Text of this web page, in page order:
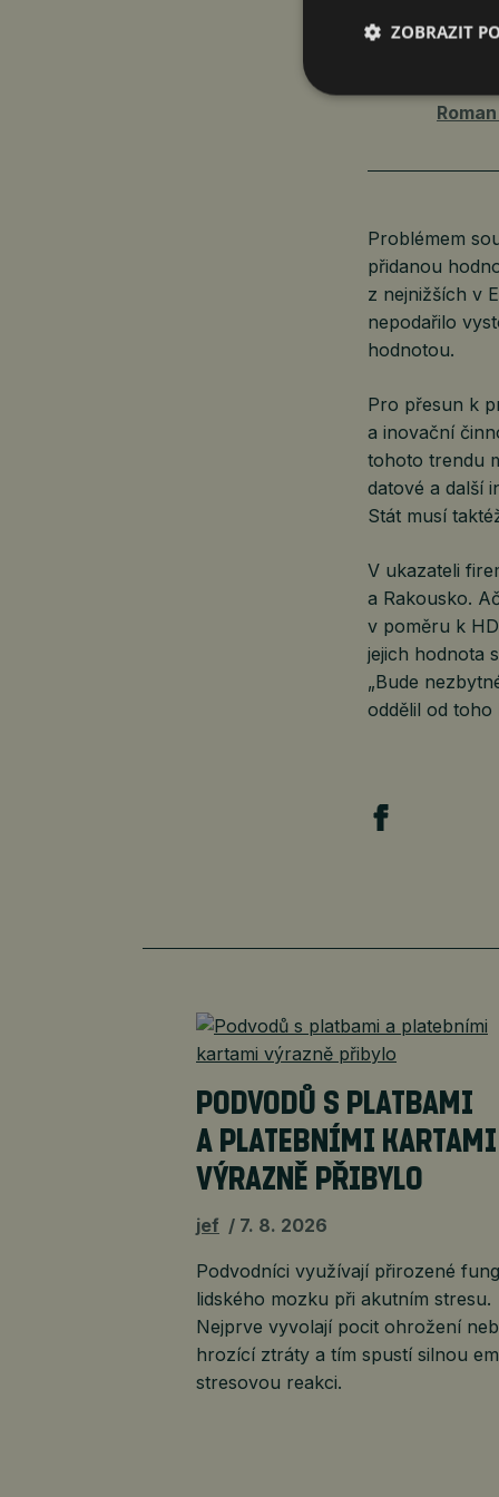
JDE
Problémem
přidanou
z nejnižších v
nepodařilo
hodnotou.
Pro přesun k
a inovační
tohoto trendu
datové a další
Stát musí
V ukazateli
a Rakousko.
v poměru k
jejich hodnota
„Bude
oddělil od toho
PODVODŮ S PLATBAMI
A PLATEBNÍMI KARTAMI
VÝRAZNĚ PŘIBYLO
jef 7. 8. 2026
Podvodníci využívají přirozené
lidského mozku při akutním stresu.
Nejprve vyvolají pocit ohrožení
hrozící ztráty a tím spustí silnou
stresovou reakci.
ZOBRAZIT